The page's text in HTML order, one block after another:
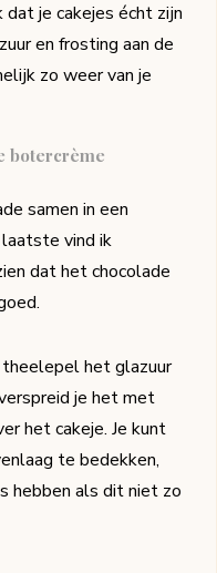
je cakejes écht zijn
en frosting aan de
zo weer van je
botercrème
samen in een
vind ik
dat het chocolade
het glazuur
je het met
het cakeje. Je kunt
te bedekken,
hebben als dit niet zo